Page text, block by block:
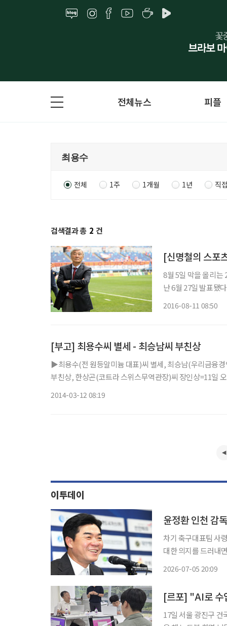
전체뉴스 피플
전체 1주 1개월 1년 직
검색결과 총 2 건
[신명철의 스포
8월 5일 막을 올리는
난 6월 27일 발표됐
2016-08-11 08:50
[부고] 최용수씨 별세 - 최승남씨 부친상
▶최용수(전 원등알미늄 대표)씨 별세, 최승남(우리금융
부친상, 한상곤(코트라 스위스무역관장)씨 장인상=11일
2014-03-12 08:19
이투데이
윤정환 인천 감
차기 축구대표팀 사
대한 의지를 드러내
2026-07-05 20:09
[르포] "AI로 수
17일 서울 광진구 건